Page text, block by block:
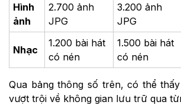
Hình
ảnh
2.700 ảnh
JPG
3.200 ảnh
JPG
Nhạc
1.200 bài hát
có nén
1.500 bài hát
có nén
Qua bảng thông số trên, có thể
vượt trội về không gian lưu trữ qua